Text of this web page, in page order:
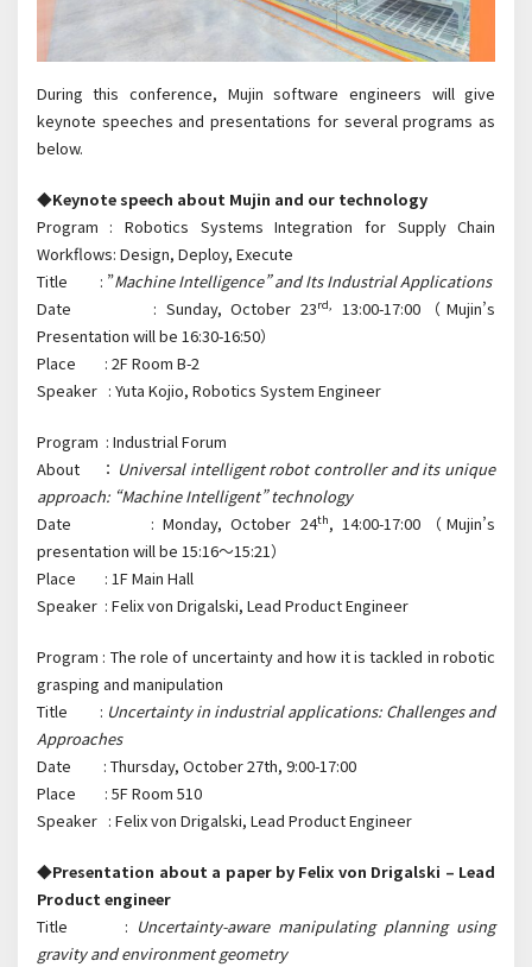
During this conference, Mujin software engineers will give
keynote speeches and presentations for several programs as
below.
◆Keynote speech about Mujin and our technology
Program : Robotics Systems Integration for Supply Chain
Workflows: Design, Deploy, Execute
Title : ”Machine Intelligence” and Its Industrial Applications
Date : Sunday, October 23rd,
13:00-17:00（Mujin’s
Presentation will be 16:30-16:50）
Place : 2F Room B-2
Speaker : Yuta Kojio, Robotics System Engineer
Program : Industrial Forum
About ： Universal intelligent robot controller and its unique
approach: “Machine Intelligent” technology
Date : Monday, October 24th, 14:00-17:00（Mujin’s
presentation will be 15:16～15:21）
Place : 1F Main Hall
Speaker : Felix von Drigalski, Lead Product Engineer
Program : The role of uncertainty and how it is tackled in robotic
grasping and manipulation
Title : Uncertainty in industrial applications: Challenges and
Approaches
Date : Thursday, October 27th, 9:00-17:00
Place : 5F Room 510
Speaker : Felix von Drigalski, Lead Product Engineer
◆Presentation about a paper by Felix von Drigalski – Lead
Product engineer
Title : Uncertainty-aware manipulating planning using
gravity and environment geometry